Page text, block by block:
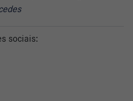
sociais: